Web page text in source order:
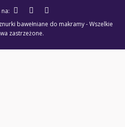
bawełniane do makramy - Wszelkie
zastrzeżone.